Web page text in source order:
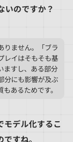
いのですか？
りません。「ブラ
レイはそもそも基
ますし、ある部分
分にも影響が及ぶ
あるためです。
モデル化するこ
すね。